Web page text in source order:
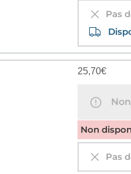
Pas
25,70€
Non
Non
Pas